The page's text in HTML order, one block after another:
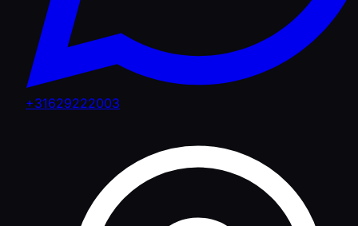
+31629222003